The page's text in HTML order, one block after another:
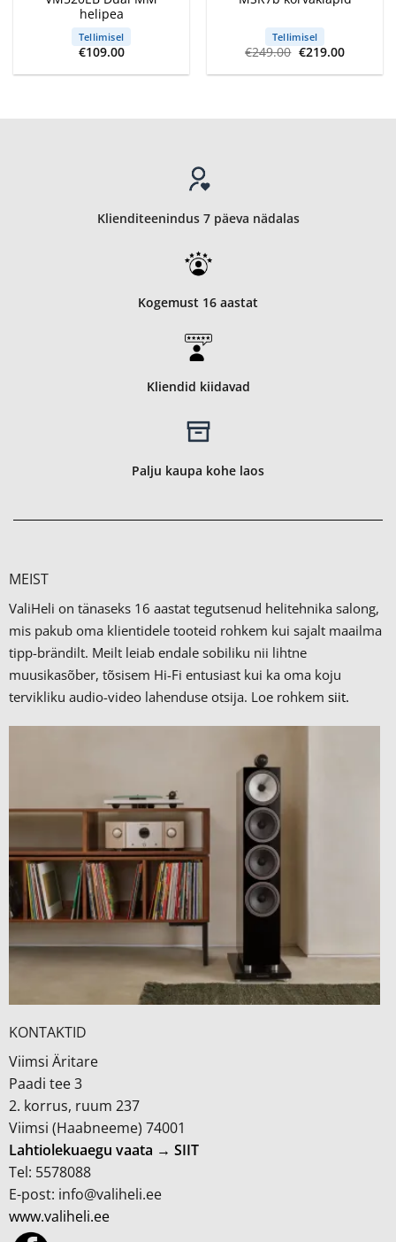
helipea
Tellimisel
€109.00
Tellimisel
€249.00 Algne
oli:
€219.00Current
is:
Klienditeenindus 7 päeva nädalas
Kogemust 16 aastat
Kliendid kiidavad
Palju kaupa kohe laos
MEIST
ValiHeli on tänaseks 16 aastat tegutsenud helitehnika salong,
mis pakub oma klientidele tooteid rohkem kui sajalt maailma
tipp-brändilt. Meilt leiab endale sobiliku nii lihtne
muusikasõber, tõsisem Hi-Fi entusiast kui ka oma koju
tervikliku audio-video lahenduse otsija. Loe rohkem siit.
KONTAKTID
Viimsi Äritare
Paadi tee 3
2. korrus, ruum 237
Viimsi (Haabneeme) 74001
Lahtiolekuaegu vaata → SIIT
Tel: 5578088
E-post: info@valiheli.ee
www.valiheli.ee